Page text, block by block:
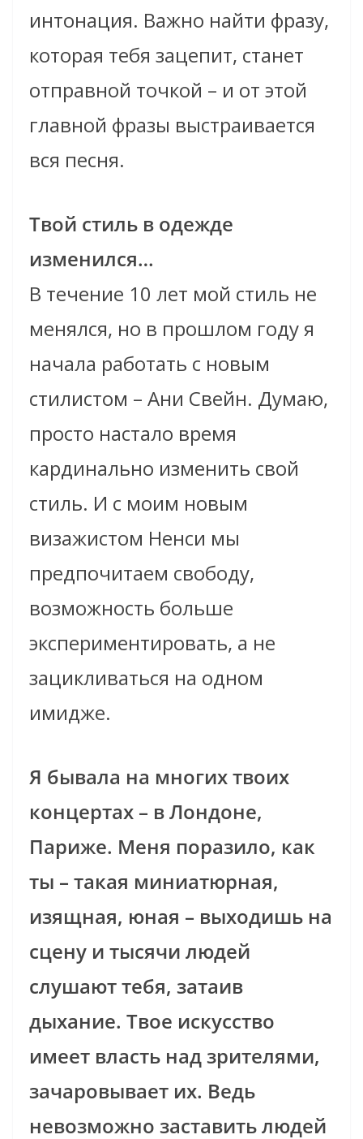
интонация. Важно найти фразу,
которая тебя зацепит, станет
отправной точкой – и от этой
главной фразы выстраивается
вся песня.
Твой стиль в одежде
изменился…
В течение 10 лет мой стиль не
менялся, но в прошлом году я
начала работать с новым
стилистом – Ани Свейн. Думаю,
просто настало время
кардинально изменить свой
стиль. И с моим новым
визажистом Ненси мы
предпочитаем свободу,
возможность больше
экспериментировать, а не
зацикливаться на одном
имидже.
Я бывала на многих твоих
концертах – в Лондоне,
Париже. Меня поразило, как
ты – такая миниатюрная,
изящная, юная – выходишь на
сцену и тысячи людей
слушают тебя, затаив
дыхание. Твое искусство
имеет власть над зрителями,
зачаровывает их. Ведь
невозможно заставить людей